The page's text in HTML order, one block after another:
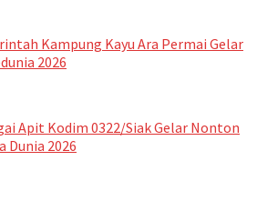
Kampung Kayu Ara Permai Gelar
2026
Apit Kodim 0322/Siak Gelar Nonton
Dunia 2026